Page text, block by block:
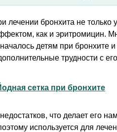
лечении бронхита не только
как и эритромицин.
детям при бронхите
трудности с
сетка при бронхите
что делает его
используется для